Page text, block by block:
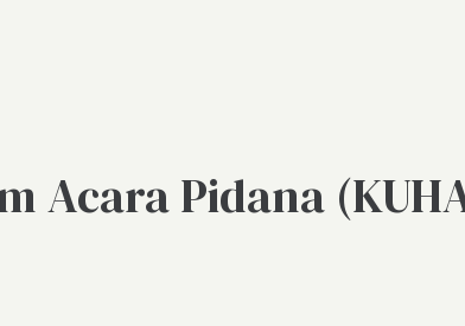
Acara Pidana